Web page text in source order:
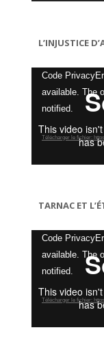
L’INJUSTICE
Lecteur
vidéo
Code
available. The
notified.
Télécharger le fichier:
TARNAC ET
Lecteur
vidéo
Code
available. The
notified.
Télécharger le fichier: